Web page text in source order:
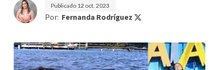
Publicado 12 oct. 2023
Por: Fernanda Rodríguez